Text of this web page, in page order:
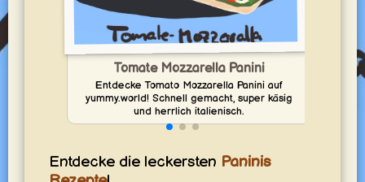
Tomate Mozzarella Panini
Entdecke Tomato Mozzarella Panini auf
yummy.world! Schnell gemacht, super käsig
und herrlich italienisch.
Entdecke die leckersten Paninis